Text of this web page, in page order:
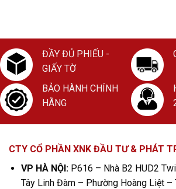
ĐẦY ĐỦ PHIẾU -
GIẤY TỜ
BẢO HÀNH CHÍNH
HÃNG
CTY CỔ PHẦN XNK ĐẦU TƯ & PHÁT
VP HÀ NỘI:P616 – Nhà B2 HUD2
Tây Linh Đàm – Phường Hoàng Liệt –